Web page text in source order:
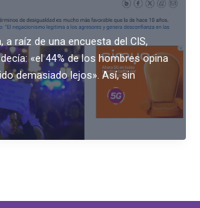
a raíz de una encuesta del CIS,
«el 44% de los hombres opina
demasiado lejos». Así, sin